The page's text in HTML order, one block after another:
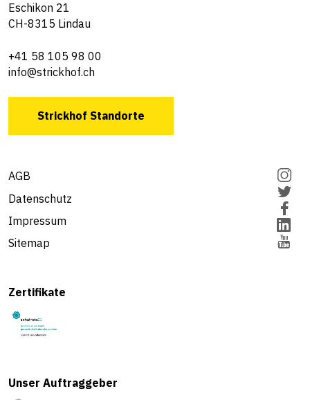
Eschikon 21
CH-8315 Lindau
+41 58 105 98 00
info@strickhof.ch
Strickhof Standorte
AGB
Datenschutz
Impressum
Sitemap
Zertifikate
Unser Auftraggeber